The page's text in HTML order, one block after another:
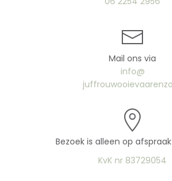
Mail ons via
info@
Bezoek is alleen op
KvK nr 83729054